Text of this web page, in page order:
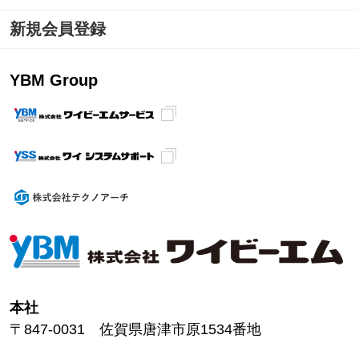
新規会員登録
YBM Group
本社
〒847-0031 佐賀県唐津市原1534番地